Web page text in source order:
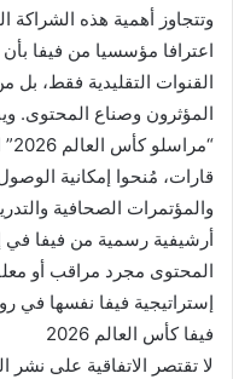
وتتجاوز أهمية هذه الشراكة
اعترافا مؤسسيا من فيفا
القنوات التقليدية فقط، بل
المؤثرون وصناع المحتوى.
قارات، مُنحوا إمكانية
والمؤتمرات الصحافية
أرشيفية رسمية من فيفا في
المحتوى مجرد مراقب أو
إستراتيجية فيفا نفسها في
فيفا كأس العالم 2026
لا تقتصر الاتفاقية على